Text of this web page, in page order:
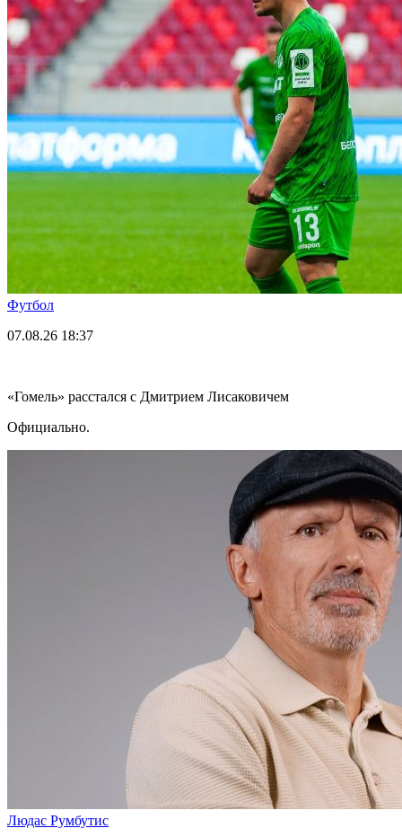
Футбол
07.08.26 18:37
«Гомель» расстался с Дмитрием Лисаковичем
Официально.
Людас Румбутис